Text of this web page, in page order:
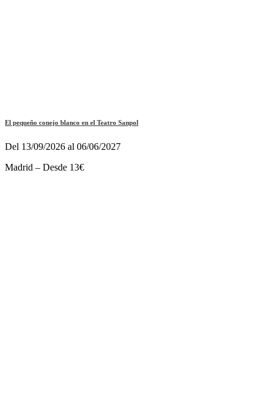
El pequeño conejo blanco en el Teatro Sanpol
Del 13/09/2026 al 06/06/2027
Madrid – Desde 13€